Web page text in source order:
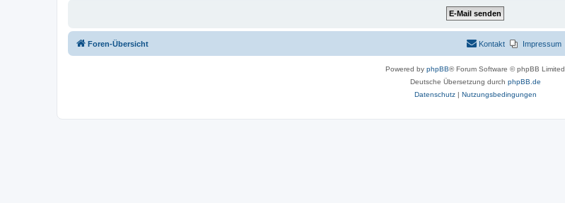
Foren-Übersicht Impressum
Kontakt
Powered by phpBB® Forum Software © phpBB Limited
Deutsche Übersetzung durch phpBB.de
Datenschutz| Nutzungsbedingungen